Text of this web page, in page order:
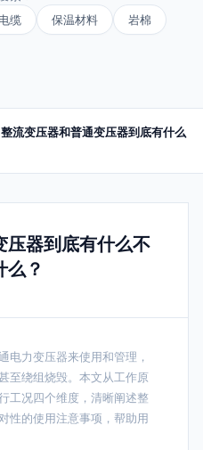
缆 保温材料 岩棉
整流变压器和普通变压器到底有什么
压器到底有什么不
么？
电力变压器来使用和管理，
至绕组烧毁。本文从工作原
工况四个维度，清晰阐述整
性的使用注意事项，帮助用